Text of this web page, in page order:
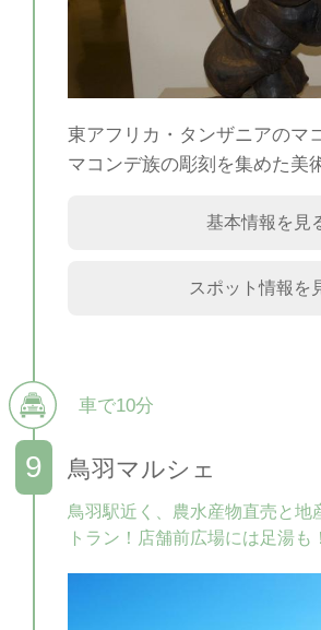
東アフリカ・タンザニアのマ
マコンデ族の彫刻を集めた美
基本情報を見
スポット情報を
車で10分
鳥羽マルシェ
鳥羽駅近く、農水産物直売と地
トラン！店舗前広場には足湯も！